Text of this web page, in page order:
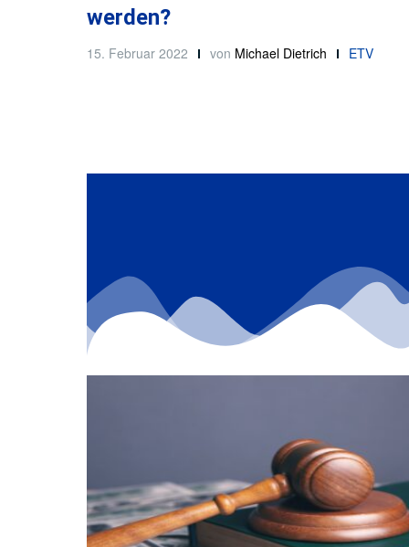
werden?
15. Februar 2022 von Michael Dietrich ETV